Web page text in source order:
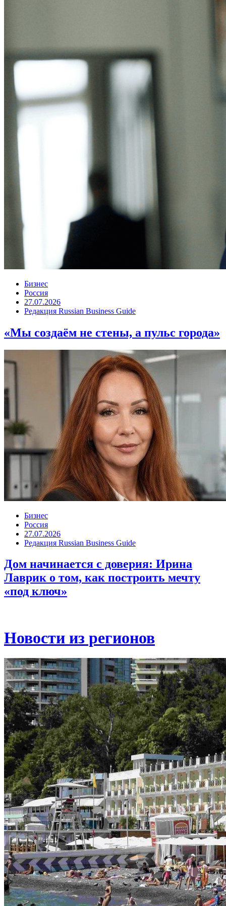
Бизнес
Россия
27.07.2026
Редакция Russian Business Guide
«Мы создаём не стены, а пульс города»
Бизнес
Россия
27.07.2026
Редакция Russian Business Guide
Дом начинается с доверия: Ирина
Лаврик о том, как построить мечту
«под ключ»
Новости из регионов